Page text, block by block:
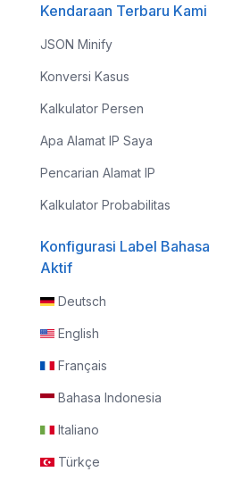
Kendaraan Terbaru Kami
JSON Minify
Konversi Kasus
Kalkulator Persen
Apa Alamat IP Saya
Pencarian Alamat IP
Kalkulator Probabilitas
Konfigurasi Label Bahasa
Aktif
Deutsch
English
Français
Bahasa Indonesia
Italiano
Türkçe